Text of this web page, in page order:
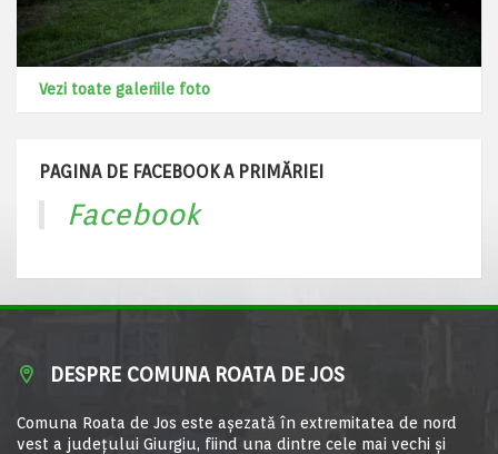
Vezi toate galeriile foto
PAGINA DE FACEBOOK A PRIMĂRIEI
Facebook
DESPRE COMUNA ROATA DE JOS
Comuna Roata de Jos este aşezată în extremitatea de nord
vest a judeţului Giurgiu, fiind una dintre cele mai vechi şi